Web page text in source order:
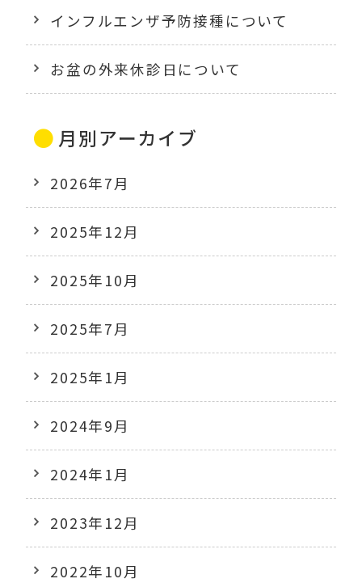
インフルエンザ予防接種について
お盆の外来休診日について
月別アーカイブ
2026年7月
2025年12月
2025年10月
2025年7月
2025年1月
2024年9月
2024年1月
2023年12月
2022年10月